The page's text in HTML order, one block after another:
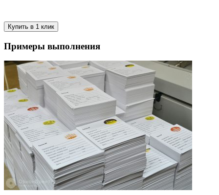
Купить в 1 клик
Примеры выполнения